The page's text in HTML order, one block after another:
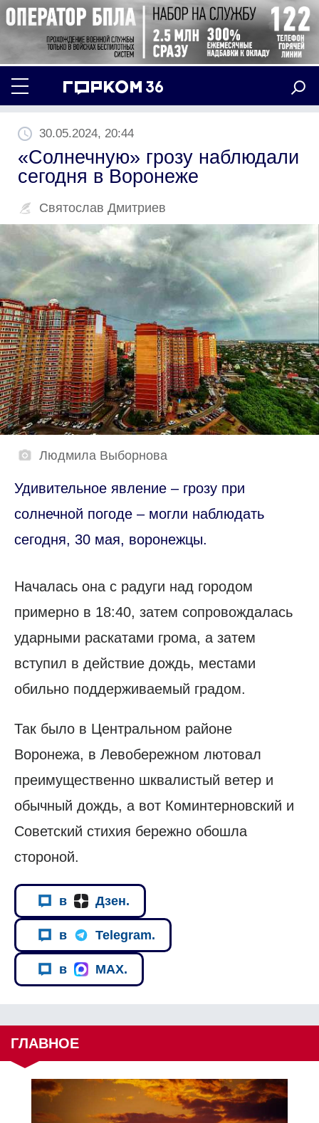
30.05.2024, 20:44
«Солнечную» грозу наблюдали
сегодня в Воронеже
Святослав Дмитриев
Людмила Выборнова
Удивительное явление – грозу при
солнечной погоде – могли наблюдать
сегодня, 30 мая, воронежцы.
Началась она с радуги над городом
примерно в 18:40, затем сопровождалась
ударными раскатами грома, а затем
вступил в действие дождь, местами
обильно поддерживаемый градом.
Так было в Центральном районе
Воронежа, в Левобережном лютовал
преимущественно шквалистый ветер и
обычный дождь, а вот Коминтерновский и
Советский стихия бережно обошла
стороной.
в Дзен.
в Telegram.
в MAX.
ГЛАВНОЕ